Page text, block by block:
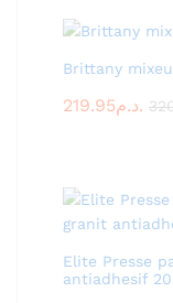
Brittany
219.95 د.م.
Elite Presse
antiadhesif